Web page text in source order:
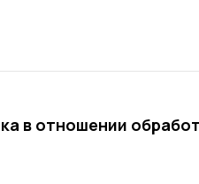
в отношении